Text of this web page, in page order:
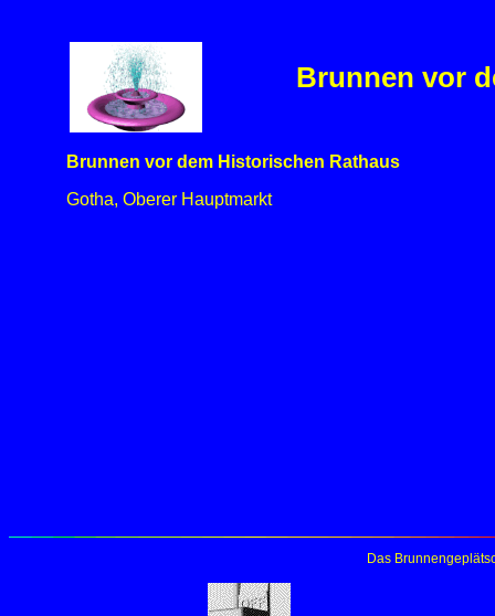
Brunnen vor
Brunnen vor dem Historischen Rathaus
Gotha, Oberer Hauptmarkt
Das